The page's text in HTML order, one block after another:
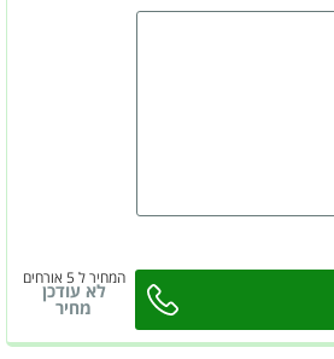
המחיר ל 5 אורחים
לא עודכן
מחיר